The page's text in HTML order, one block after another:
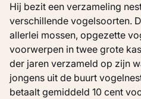
Hij bezit een verzameling
verschillende vogelsoorten.
allerlei mossen, opgezette
voorwerpen in twee grote
der jaren verzameld op zijn
jongens uit de buurt
betaalt gemiddeld 10 cent